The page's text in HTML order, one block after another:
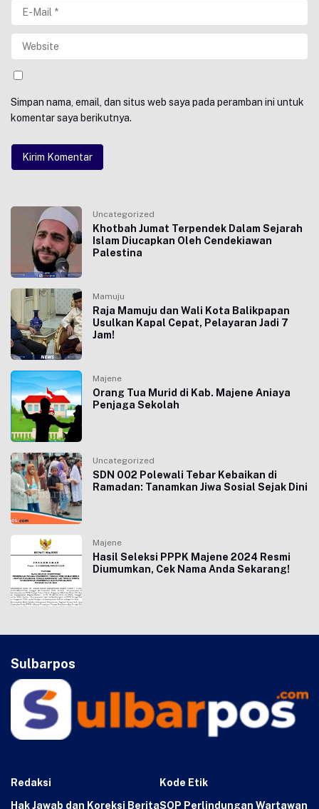
Simpan nama, email, dan situs web saya pada peramban ini untuk
komentar saya berikutnya.
Uncategorized
Khotbah Jumat Terpendek Dalam Sejarah
Islam Diucapkan Oleh Cendekiawan
Palestina
Mamuju
Raja Mamuju dan Wali Kota Balikpapan
Usulkan Kapal Cepat, Pelayaran Jadi 7
Jam!
Majene
Orang Tua Murid di Kab. Majene Aniaya
Penjaga Sekolah
Uncategorized
SDN 002 Polewali Tebar Kebaikan di
Ramadan: Tanamkan Jiwa Sosial Sejak Dini
Majene
Hasil Seleksi PPPK Majene 2024 Resmi
Diumumkan, Cek Nama Anda Sekarang!
Sulbarpos
Redaksi
Kode Etik
Hak Jawab dan Koreksi BeritaSOP Perlindungan Wartawan